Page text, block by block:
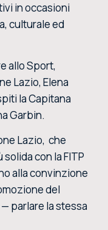
in occasioni
culturale ed
allo Sport,
Lazio, Elena
la Capitana
Garbin.
Lazio, che
con la FITP
alla convinzione
del
parlare la stessa